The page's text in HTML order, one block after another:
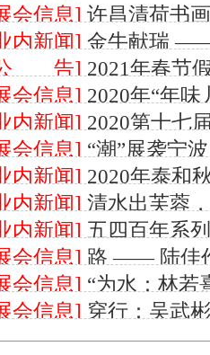
］
会信息] 许昌清荷书
内新闻] 金牛献瑞
］
告] 2021年春节
会信息] 2020年“年
内新闻] 2020第十七
］
会信息] “潮”展袭宁
］
内新闻] 2020年泰和
］
内新闻] 清水出芙蓉
］
内新闻] 五四百年系
会信息] 路 —— 陆佳
会信息] “为水：林若
会信息] 穿行：吴武